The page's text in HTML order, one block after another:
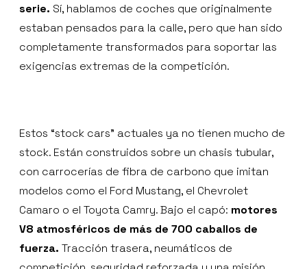
serie. Sí, hablamos de coches que originalmente
estaban pensados para la calle, pero que han sido
completamente transformados para soportar las
exigencias extremas de la competición.
Estos “stock cars” actuales ya no tienen mucho de
stock. Están construidos sobre un chasis tubular,
con carrocerías de fibra de carbono que imitan
modelos como el Ford Mustang, el Chevrolet
Camaro o el Toyota Camry. Bajo el capó: motores
V8 atmosféricos de más de 700 caballos de
fuerza. Tracción trasera, neumáticos de